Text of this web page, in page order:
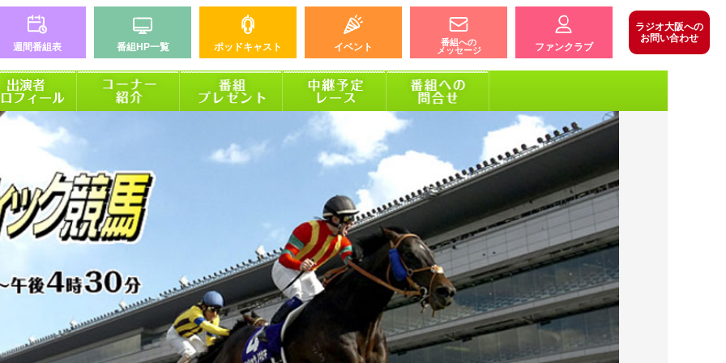
週間番組表 番組HP一覧 ポッドキャスト イベント
番組への
メッセージ
ファンクラブ
ラジオ大阪への
お問い合わせ